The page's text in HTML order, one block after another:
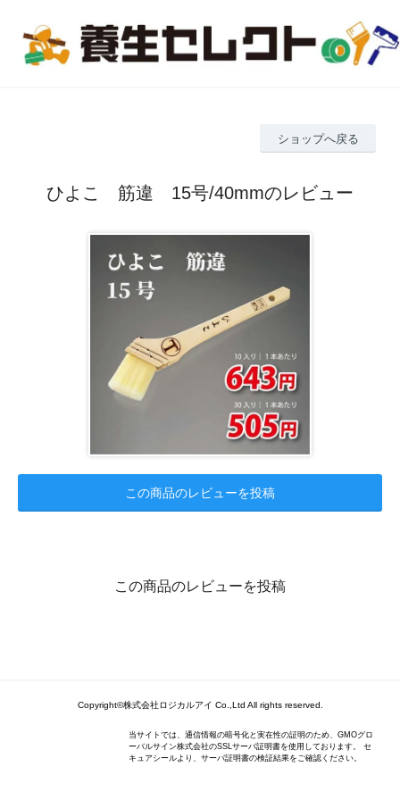
ショップへ戻る
ひよこ 筋違 15号/40mmのレビュー
この商品のレビューを投稿
この商品のレビューを投稿
Copyright©株式会社ロジカルアイ Co.,Ltd All rights reserved.
当サイトでは、通信情報の暗号化と実在性の証明のため、GMOグロ
ーバルサイン株式会社のSSLサーバ証明書を使用しております。 セ
キュアシールより、サーバ証明書の検証結果をご確認ください。